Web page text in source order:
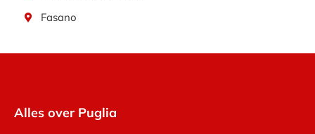
Fasano
Alles over Puglia